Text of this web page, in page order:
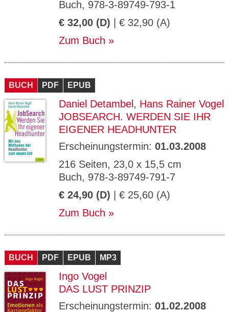
Buch, 978-3-89749-793-1
€ 32,00 (D) | € 32,90 (A)
Zum Buch
BUCH PDF EPUB
Daniel Detambel , Hans Rainer Vogel
JOBSEARCH. WERDEN SIE IHR
EIGENER HEADHUNTER
Erscheinungstermin: 01.03.2008
216 Seiten, 23,0 x 15,5 cm
Buch, 978-3-89749-791-7
€ 24,90 (D) | € 25,60 (A)
Zum Buch
BUCH PDF EPUB MP3
Ingo Vogel
DAS LUST PRINZIP
Erscheinungstermin: 01.02.2008